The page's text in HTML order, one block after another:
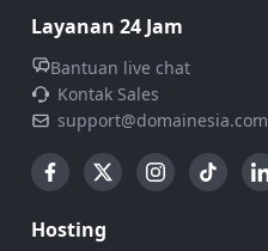
Layanan 24 Jam
Bantuan live chat
Kontak Sales
support@domainesia.com
Hosting